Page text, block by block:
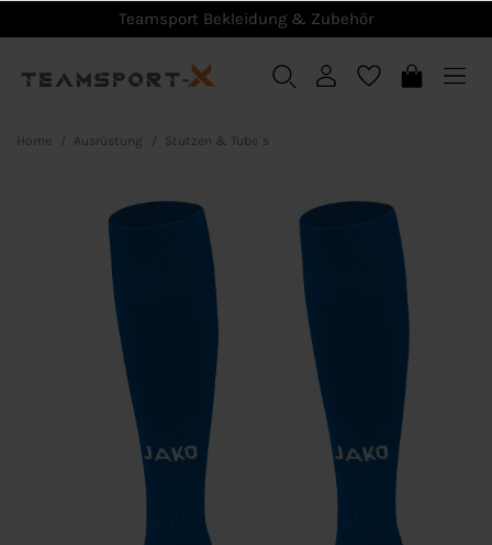
Teamsport Bekleidung & Zubehör
Home Ausrüstung Stutzen & Tube´s